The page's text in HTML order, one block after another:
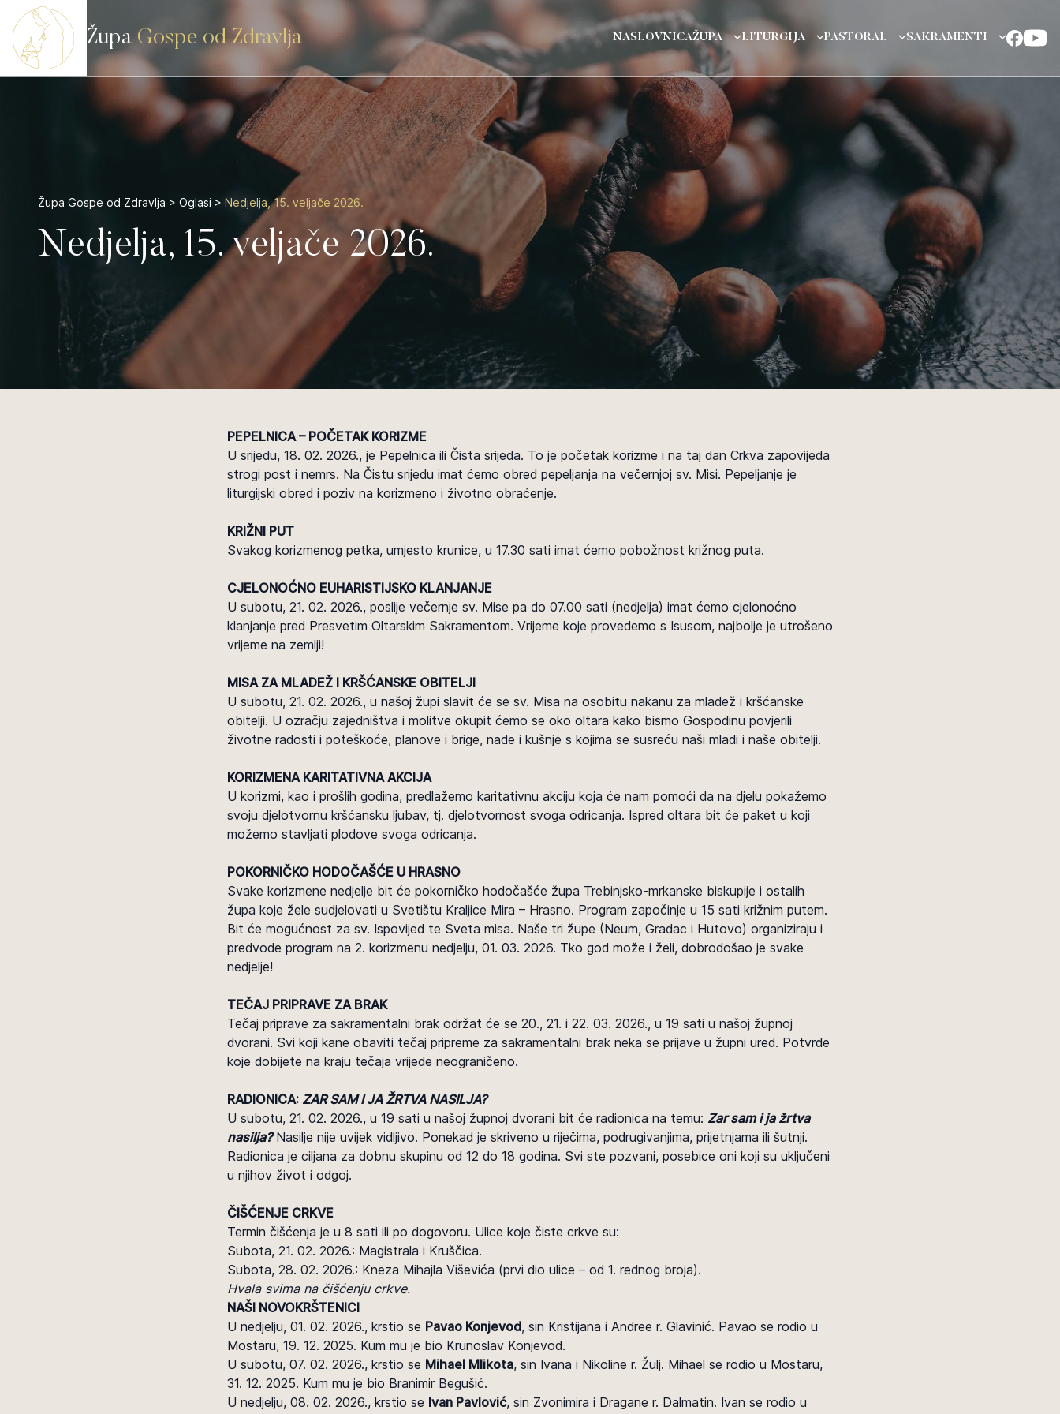
Župa Gospe od Zdravlja NASLOVNICAŽUPA LITURGIJA PASTORAL SAKRAMENTI
Župa Gospe od Zdravlja > Oglasi > Nedjelja, 15. veljače 2026.
Nedjelja, 15. veljače 2026.
PEPELNICA – POČETAK KORIZME
U srijedu, 18. 02. 2026., je Pepelnica ili Čista srijeda. To je početak korizme i na taj dan Crkva zapovijeda
strogi post i nemrs. Na Čistu srijedu imat ćemo obred pepeljanja na večernjoj sv. Misi. Pepeljanje je
liturgijski obred i poziv na korizmeno i životno obraćenje.
KRIŽNI PUT
Svakog korizmenog petka, umjesto krunice, u 17.30 sati imat ćemo pobožnost križnog puta.
CJELONOĆNO EUHARISTIJSKO KLANJANJE
U subotu, 21. 02. 2026., poslije večernje sv. Mise pa do 07.00 sati (nedjelja) imat ćemo cjelonoćno
klanjanje pred Presvetim Oltarskim Sakramentom. Vrijeme koje provedemo s Isusom, najbolje je utrošeno
vrijeme na zemlji!
MISA ZA MLADEŽ I KRŠĆANSKE OBITELJI
U subotu, 21. 02. 2026., u našoj župi slavit će se sv. Misa na osobitu nakanu za mladež i kršćanske
obitelji. U ozračju zajedništva i molitve okupit ćemo se oko oltara kako bismo Gospodinu povjerili
životne radosti i poteškoće, planove i brige, nade i kušnje s kojima se susreću naši mladi i naše obitelji.
KORIZMENA KARITATIVNA AKCIJA
U korizmi, kao i prošlih godina, predlažemo karitativnu akciju koja će nam pomoći da na djelu pokažemo
svoju djelotvornu kršćansku ljubav, tj. djelotvornost svoga odricanja. Ispred oltara bit će paket u koji
možemo stavljati plodove svoga odricanja.
POKORNIČKO HODOČAŠĆE U HRASNO
Svake korizmene nedjelje bit će pokorničko hodočašće župa Trebinjsko-mrkanske biskupije i ostalih
župa koje žele sudjelovati u Svetištu Kraljice Mira – Hrasno. Program započinje u 15 sati križnim putem.
Bit će mogućnost za sv. Ispovijed te Sveta misa. Naše tri župe (Neum, Gradac i Hutovo) organiziraju i
predvode program na 2. korizmenu nedjelju, 01. 03. 2026. Tko god može i želi, dobrodošao je svake
nedjelje!
TEČAJ PRIPRAVE ZA BRAK
Tečaj priprave za sakramentalni brak održat će se 20., 21. i 22. 03. 2026., u 19 sati u našoj župnoj
dvorani. Svi koji kane obaviti tečaj pripreme za sakramentalni brak neka se prijave u župni ured. Potvrde
koje dobijete na kraju tečaja vrijede neograničeno.
RADIONICA: ZAR SAM I JA ŽRTVA NASILJA?
U subotu, 21. 02. 2026., u 19 sati u našoj župnoj dvorani bit će radionica na temu: Zar sam i ja žrtva
nasilja?Nasilje nije uvijek vidljivo. Ponekad je skriveno u riječima, podrugivanjima, prijetnjama ili šutnji.
Radionica je ciljana za dobnu skupinu od 12 do 18 godina. Svi ste pozvani, posebice oni koji su uključeni
u njihov život i odgoj.
ČIŠĆENJE CRKVE
Termin čišćenja je u 8 sati ili po dogovoru. Ulice koje čiste crkve su:
Subota, 21. 02. 2026.: Magistrala i Kruščica.
Subota, 28. 02. 2026.: Kneza Mihajla Viševića (prvi dio ulice – od 1. rednog broja).
Hvala svima na čišćenju crkve.
NAŠI NOVOKRŠTENICI
U nedjelju, 01. 02. 2026., krstio se Pavao Konjevod, sin Kristijana i Andree r. Glavinić. Pavao se rodio u
Mostaru, 19. 12. 2025. Kum mu je bio Krunoslav Konjevod.
U subotu, 07. 02. 2026., krstio se Mihael Mlikota, sin Ivana i Nikoline r. Žulj. Mihael se rodio u Mostaru,
31. 12. 2025. Kum mu je bio Branimir Begušić.
U nedjelju, 08. 02. 2026., krstio se Ivan Pavlović, sin Zvonimira i Dragane r. Dalmatin. Ivan se rodio u